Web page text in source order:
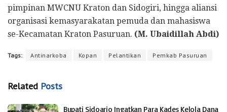
pimpinan MWCNU Kraton dan Sidogiri, hingga aliansi
organisasi kemasyarakatan pemuda dan mahasiswa
se-Kecamatan Kraton Pasuruan. (M. Ubaidillah Abdi)
Tags: Antinarkoba Kopan Pelantikan Pemkab Pasuruan
Related Posts
Bupati Sidoarjo Ingatkan Para Kades Kelola Dana